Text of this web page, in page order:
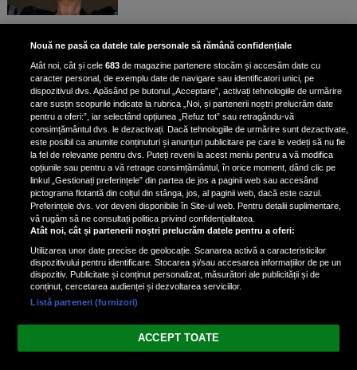
Bruce Dickinson, solistul trupei
Iron Maiden, şi-a arătat talentul
de scrimer la un concurs în Franţa
Nicki Minaj, acuzată de agresiune
de fostul manager: Detalii șocante
din proces
Nicki Minaj le-a lăudat pe...
Vezi varianta Desktop
Nouă ne pasă ca datele tale personale să rămână confidențiale
Atât noi, cât și cele683 de magazine partenere stocăm și accesăm date cu
caracter personal, de exemplu date de navigare sau identificatori unici, pe
dispozitivul dvs. Apăsând pe butonul „Acceptare”, activați tehnologiile de urmărire
care susțin scopurile indicate la rubrica „Noi, și partenerii noștri prelucrăm date
pentru a oferi:”, iar selectând opțiunea „Refuz tot” sau retragându-vă
consimțământul dvs. le dezactivați. Dacă tehnologiile de urmărire sunt dezactivate,
este posibil ca anumite conținuturi și anunțuri publicitare pe care le vedeți să nu fie
la fel de relevante pentru dvs. Puteți reveni la acest meniu pentru a vă modifica
opțiunile sau pentru a vă retrage consimțământul, în orice moment, dând clic pe
linkul „Gestionați preferințele” din partea de jos a paginii web sau accesând
pictograma flotantă din colțul din stânga, jos, al paginii web, dacă este cazul.
Preferințele dvs. vor deveni disponibile în Site-ul web. Pentru detalii suplimentare,
vă rugăm să ne consultați politica privind confidențialitatea.
Atât noi, cât și partenerii noștri prelucrăm datele pentru a oferi:
Utilizarea unor date precise de geolocație. Scanarea activă a caracteristicilor
dispozitivului pentru identificare. Stocarea și/sau accesarea informațiilor de pe un
dispozitiv. Publicitate și conținut personalizat, măsurători ale publicității și de
conținut, cercetarea audienței și dezvoltarea serviciilor.
Listă parteneri (furnizori)
ACCEPT TOATE